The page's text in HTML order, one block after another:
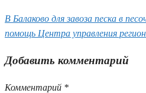
В Балаково для завоза песка в
помощь Центра управления
Добавить комментарий
Комментарий *